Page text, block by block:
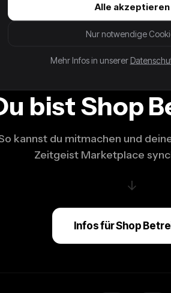
Vintage True Religion Y2K
Low Waist Bootcut
Damenjeans (S)
Vintage
Rock (S)
39,99 €
bist Shop
kannst du mitmachen und
Zeitgeist Marketplace
↓
Infos für Shop
Alle akzeptieren
Nur notwendige
Mehr Infos in unserer